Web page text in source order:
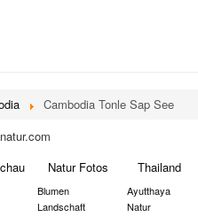
Cambodia Tonle Sap See
Natur Fotos
Blumen
Landschaft
Thailand
Ayutthaya
Natur